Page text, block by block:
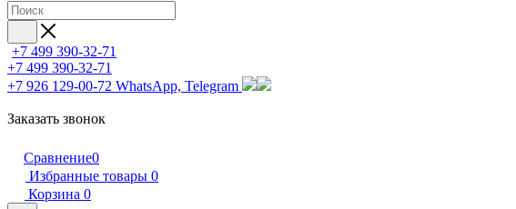
+7 499 390-32-71
+7 499 390-32-71
+7 926 129-00-72 WhatsApp, Telegram
Заказать звонок
Сравнение0
Избранные товары 0
Корзина 0